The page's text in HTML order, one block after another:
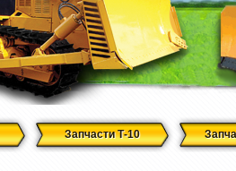
Запчасти Т-10